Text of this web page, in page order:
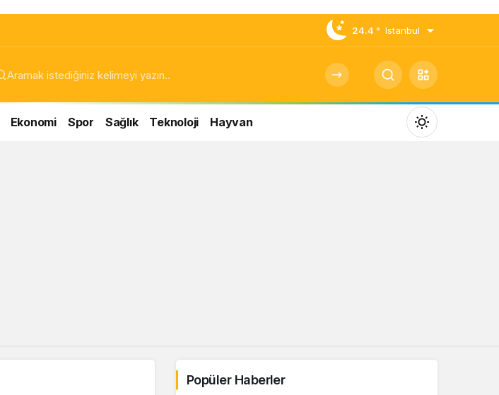
24.4 ° Istanbul
Ekonomi Spor Sağlık Teknoloji Hayvan
Mod
değiştir
Popüler Haberler